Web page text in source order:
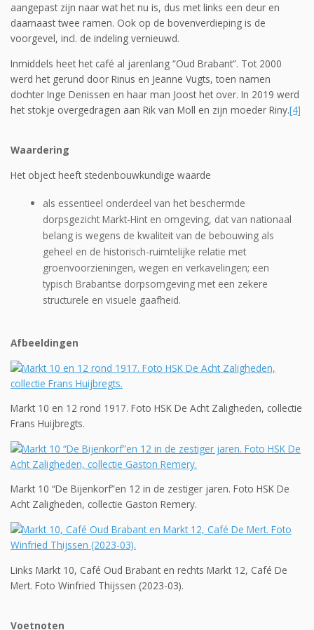
aangepast zijn naar wat het nu is, dus met links een deur en
daarnaast twee ramen. Ook op de bovenverdieping is de
voorgevel, incl. de indeling vernieuwd.
Inmiddels heet het café al jarenlang “Oud Brabant”. Tot 2000
werd het gerund door Rinus en Jeanne Vugts, toen namen
dochter Inge Denissen en haar man Joost het over. In 2019 werd
het stokje overgedragen aan Rik van Moll en zijn moeder Riny.[4]
Waardering
Het object heeft stedenbouwkundige waarde
als essentieel onderdeel van het beschermde
dorpsgezicht Markt-Hint en omgeving, dat van nationaal
belang is wegens de kwaliteit van de bebouwing als
geheel en de historisch-ruimtelijke relatie met
groenvoorzieningen, wegen en verkavelingen; een
typisch Brabantse dorpsomgeving met een zekere
structurele en visuele gaafheid.
Afbeeldingen
Markt 10 en 12 rond 1917. Foto HSK De Acht Zaligheden, collectie
Frans Huijbregts.
Markt 10 “De Bijenkorf”en 12 in de zestiger jaren. Foto HSK De
Acht Zaligheden, collectie Gaston Remery.
Links Markt 10, Café Oud Brabant en rechts Markt 12, Café De
Mert. Foto Winfried Thijssen (2023-03).
Voetnoten